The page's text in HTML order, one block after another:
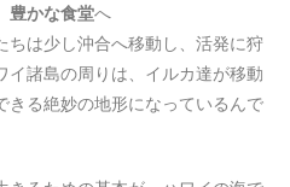
豊かな食堂へ
ちは少し沖合へ移動し、活発に狩
イ諸島の周りは、イルカ達が移動
きる絶妙の地形になっているんで